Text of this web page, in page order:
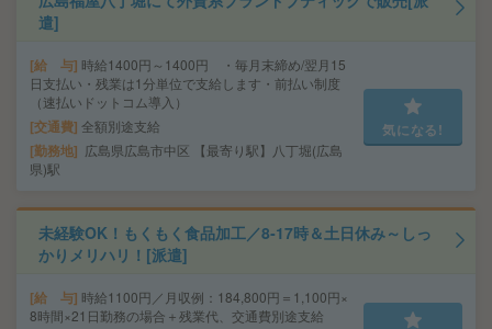
遣]
給 与 時給1400円～1400円 ・毎月末締め/翌月15
日支払い・残業は1分単位で支給します・前払い制度
（速払いドットコム導入）
交通費 全額別途支給
勤務地
広島県広島市中区 【最寄り駅】八丁堀(広島
県)駅
気になる!
未経験OK！もくもく食品加工／8‐17時＆土日休み～しっ
かりメリハリ！[派遣]
給 与 時給1100円／月収例：184,800円＝1,100円×
8時間×21日勤務の場合＋残業代、交通費別途支給